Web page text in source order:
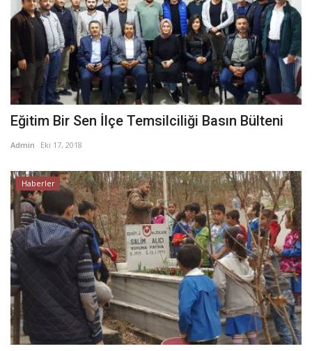
Eğitim Bir Sen İlçe Temsilciliği Basın Bülteni
Admin Eki 17, 2018
Haberler